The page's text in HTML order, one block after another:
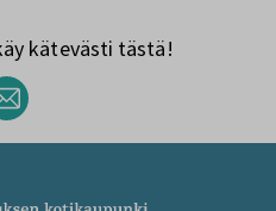
kätevästi tästä!